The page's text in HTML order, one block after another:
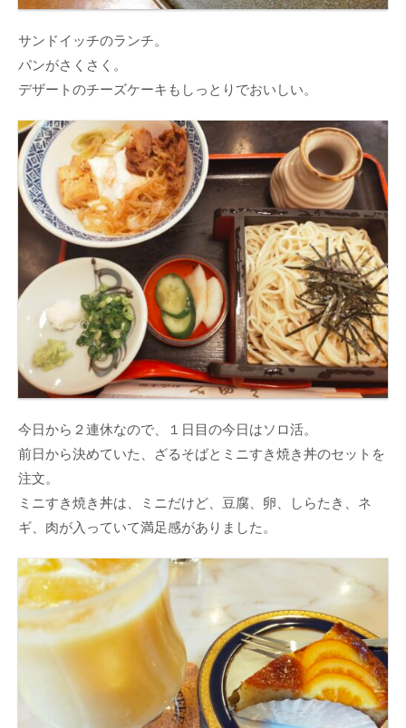
サンドイッチのランチ。
パンがさくさく。
デザートのチーズケーキもしっとりでおいしい。
今日から２連休なので、１日目の今日はソロ活。
前日から決めていた、ざるそばとミニすき焼き丼のセットを
注文。
ミニすき焼き丼は、ミニだけど、豆腐、卵、しらたき、ネ
ギ、肉が入っていて満足感がありました。